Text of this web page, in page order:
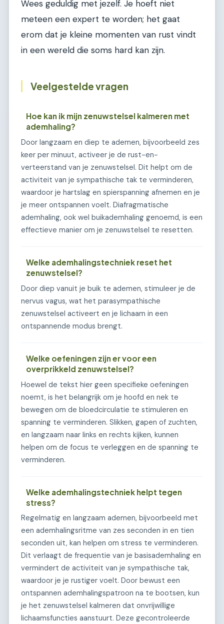
Wees geduldig met jezelf. Je hoeft niet
meteen een expert te worden; het gaat
erom dat je kleine momenten van rust vindt
in een wereld die soms hard kan zijn.
Veelgestelde vragen
Hoe kan ik mijn zenuwstelsel kalmeren met
ademhaling?
Door langzaam en diep te ademen, bijvoorbeeld zes
keer per minuut, activeer je de rust-en-
verteerstand van je zenuwstelsel. Dit helpt om de
activiteit van je sympathische tak te verminderen,
waardoor je hartslag en spierspanning afnemen en je
je meer ontspannen voelt. Diafragmatische
ademhaling, ook wel buikademhaling genoemd, is een
effectieve manier om je zenuwstelsel te resetten.
Welke ademhalingstechniek reset het
zenuwstelsel?
Door diep vanuit je buik te ademen, stimuleer je de
nervus vagus, wat het parasympathische
zenuwstelsel activeert en je lichaam in een
ontspannende modus brengt.
Welke oefeningen zijn er voor een
overprikkeld zenuwstelsel?
Hoewel de tekst hier geen specifieke oefeningen
noemt, is het belangrijk om je hoofd en nek te
bewegen om de bloedcirculatie te stimuleren en
spanning te verminderen. Slikken, gapen of zuchten,
en langzaam naar links en rechts kijken, kunnen
helpen om de focus te verleggen en de spanning te
verminderen.
Welke ademhalingstechniek helpt tegen
stress?
Regelmatig en langzaam ademen, bijvoorbeeld met
een ademhalingsritme van zes seconden in en tien
seconden uit, kan helpen om stress te verminderen.
Dit verlaagt de frequentie van je basisademhaling en
vermindert de activiteit van je sympathische tak,
waardoor je je rustiger voelt. Door bewust een
ontspannen ademhalingspatroon na te bootsen, kun
je het zenuwstelsel kalmeren dat onvrijwillige
lichaamsfuncties aanstuurt. Deze gecontroleerde